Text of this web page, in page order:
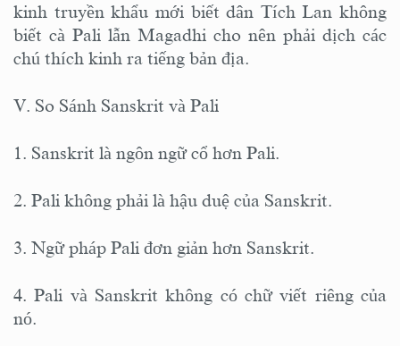
kinh truyền khẩu mới biết dân Tích Lan không
biết cà Pali lẫn Magadhi cho nên phải dịch các
chú thích kinh ra tiếng bản địa.
V. So Sánh Sanskrit và Pali
1. Sanskrit là ngôn ngữ cổ hơn Pali.
2. Pali không phải là hậu duệ của Sanskrit.
3. Ngữ pháp Pali đơn giản hơn Sanskrit.
4. Pali và Sanskrit không có chữ viết riêng của
nó.